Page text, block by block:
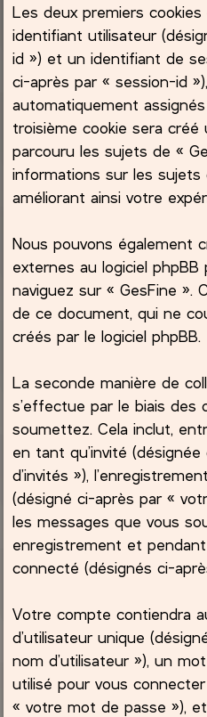
Les deux premiers
identifiant utilisateur
id ») et un identifiant de
ci-après par « session-id
automatiquement
troisième cookie sera
parcouru les sujets de «
informations sur les sujets
améliorant ainsi votre
Nous pouvons également
externes au logiciel
naviguez sur « GesFine ».
de ce document, qui ne
créés par le logiciel phpBB.
La seconde manière de
s’effectue par le biais des
soumettez. Cela inclut,
en tant qu’invité
d’invités »),
(désigné ci-après par «
les messages que vous
enregistrement et
connecté (désignés ci-
Votre compte contiendra
d’utilisateur unique
nom d’utilisateur »), un
utilisé pour vous
« votre mot de passe »),